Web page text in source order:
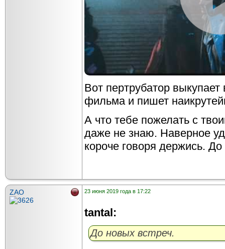
Вот пертрубатор
фильма и пишет
А что тебе пожелать с
даже не знаю. Наверное
короче говоря держись.
ZAO 23 июня 2019 года в 17:22
tantal:
До новых встреч.